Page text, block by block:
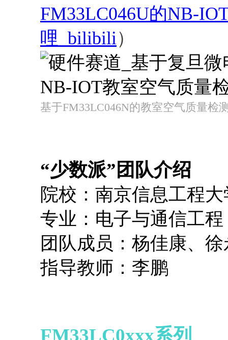
FM33LC046U的NB-
哩_bilibili ）
基于FM33LC046N的教室空气质量检
“少数派”团队介绍
院校：南京信息工程大
专业：电子与通信工程
团队成员：杨佳康、
指导教师：李鹏
FM33LC0xxx系列